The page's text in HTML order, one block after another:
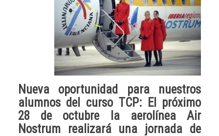
Nueva oportunidad para nuestros
alumnos del curso TCP: El próximo
28 de octubrela aerolíneaAir
Nostrumrealizará una jornada de